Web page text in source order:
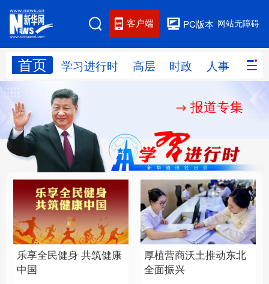
网站无障碍
PC版本
客户端
首页 学习进行时 高层 时政 人事 国际
网站地图
学习进行时 人事
国际 财经 网评
思客智库 全球连线 教育
科技 科创 量子 体育
文化 书画 健康 军事
访谈 视频 图片 政务
报道专集
乐享全民健身 共筑健康
中国
厚植营商沃土推动东北
全面振兴